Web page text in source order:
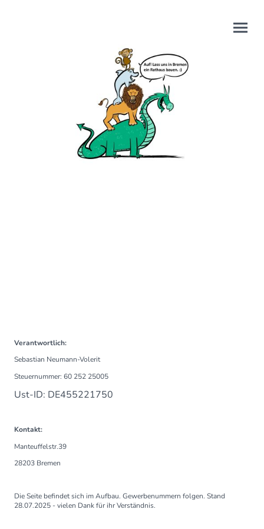
Verantwortlich:
Sebastian Neumann-Volerit
Steuernummer: 60 252 25005
Ust-ID: DE455221750
Kontakt:
Manteuffelstr.39
28203 Bremen
Die Seite befindet sich im Aufbau. Gewerbenummern folgen. Stand
28.07.2025 - vielen Dank für ihr Verständnis.